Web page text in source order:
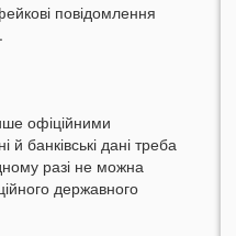
повідомлення
офіційними
банківські дані треба
разі не можна
державного